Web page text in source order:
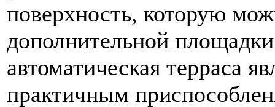
поверхность, которую
дополнительной
автоматическая терраса
практичным